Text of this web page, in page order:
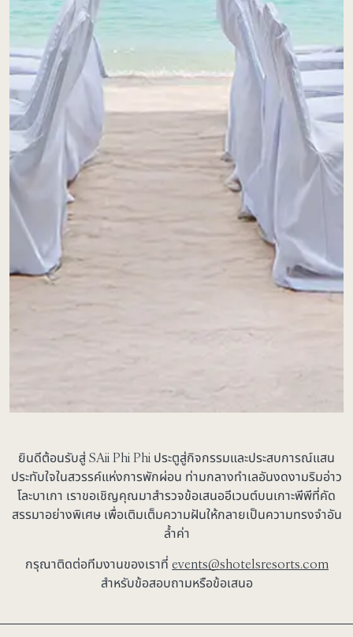
ยินดีต้อนรับสู่ SAii Phi Phi ประตูสู่กิจกรรมและประสบการณ์แสน
ประทับใจในสวรรค์แห่งการพักผ่อน ท่ามกลางทำเลอันงดงามริมอ่าว
โละบาเกา เราขอเชิญคุณมาสำรวจข้อเสนออีเวนต์บนเกาะพีพีที่คัด
สรรมาอย่างพิเศษ เพื่อเติมเต็มความฝันให้กลายเป็นความทรงจำอัน
ล้ำค่า
กรุณาติดต่อทีมงานของเราที่ events@shotelsresorts.com
สำหรับข้อสอบถามหรือข้อเสนอ